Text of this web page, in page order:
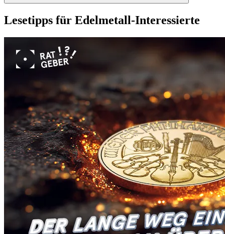
Lesetipps für Edelmetall-Interessierte